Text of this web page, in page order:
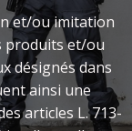
et/ou imitation
produits et/ou
désignés dans
ainsi une
articles L. 713-